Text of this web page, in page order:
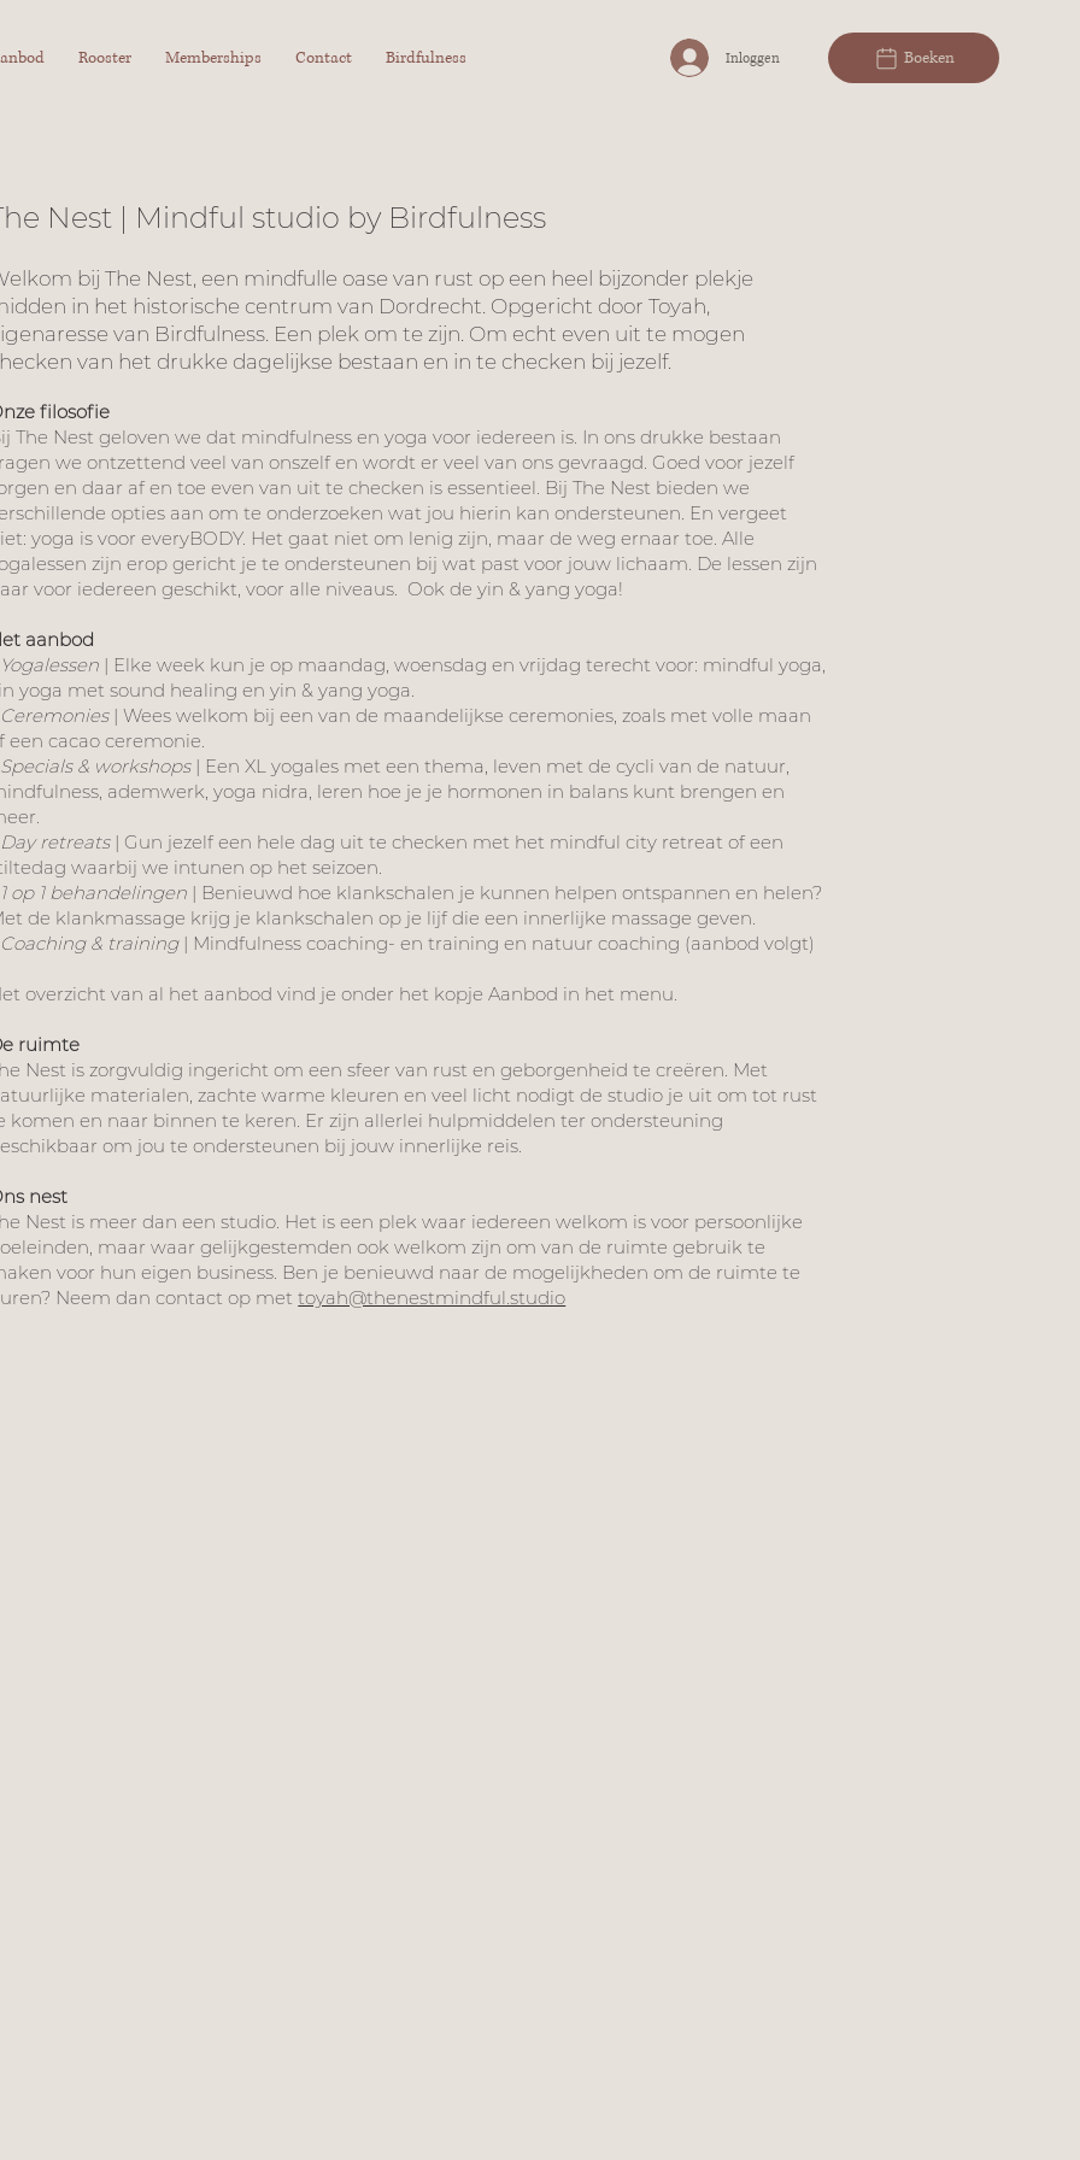
Rooster Memberships Contact Birdfulness Inloggen Boeken
Nest | Mindful studio by Birdfulness
bij The Nest, een mindfulle oase van rust op een heel bijzonder plekje
in het historische centrum van Dordrecht. Opgericht door Toyah,
van Birdfulness. Een plek om te zijn. Om echt even uit te mogen
van het drukke dagelijkse bestaan en in te checken bij jezelf.
filosofie
The Nest geloven we dat mindfulness en yoga voor iedereen is. In ons drukke bestaan
we ontzettend veel van onszelf en wordt er veel van ons gevraagd. Goed voor jezelf
en daar af en toe even van uit te checken is essentieel. Bij The Nest bieden we
opties aan om te onderzoeken wat jou hierin kan ondersteunen. En vergeet
yoga is voor everyBODY. Het gaat niet om lenig zijn, maar de weg ernaar toe. Alle
zijn erop gericht je te ondersteunen bij wat past voor jouw lichaam. De lessen zijn
voor iedereen geschikt, voor alle niveaus. Ook de yin & yang yoga!
aanbod
Yogalessen | Elke week kun je op maandag, woensdag en vrijdag terecht voor: mindful yoga,
yoga met sound healing en yin & yang yoga.
Ceremonies| Wees welkom bij een van de maandelijkse ceremonies, zoals met volle maan
een cacao ceremonie.
Specials & workshops| Een XL yogales met een thema, leven met de cycli van de natuur,
ademwerk, yoga nidra, leren hoe je je hormonen in balans kunt brengen en
Day retreats| Gun jezelf een hele dag uit te checken met het mindful city retreat of een
waarbij we intunen op het seizoen.
1 op 1 behandelingen | Benieuwd hoe klankschalen je kunnen helpen ontspannen en helen?
de klankmassage krijg je klankschalen op je lijf die een innerlijke massage geven.
Coaching & training| Mindfulness coaching- en training en natuur coaching (aanbod volgt)
overzicht van al het aanbod vind je onder het kopje Aanbod in het menu.
ruimte
Nest is zorgvuldig ingericht om een sfeer van rust en geborgenheid te creëren. Met
materialen, zachte warme kleuren en veel licht nodigt de studio je uit om tot rust
komen en naar binnen te keren. Er zijn allerlei hulpmiddelen ter ondersteuning
om jou te ondersteunen bij jouw innerlijke reis.
nest
Nest is meer dan een studio. Het is een plek waar iedereen welkom is voor persoonlijke
maar waar gelijkgestemden ook welkom zijn om van de ruimte gebruik te
voor hun eigen business. Ben je benieuwd naar de mogelijkheden om de ruimte te
Neem dan contact op mettoyah@thenestmindful.studio